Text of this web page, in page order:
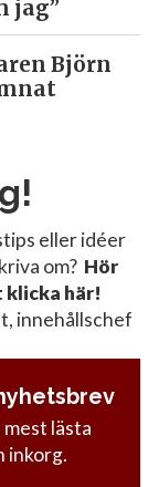
jag”
Björn
eller idéer
om? Hör
klicka här!
innehållschef
mest lästa
inkorg.